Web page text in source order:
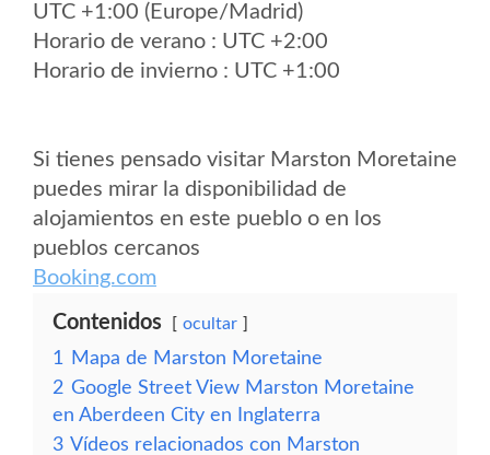
UTC +1:00 (Europe/Madrid)
Horario de verano : UTC +2:00
Horario de invierno : UTC +1:00
Si tienes pensado visitar Marston Moretaine
puedes mirar la disponibilidad de
alojamientos en este pueblo o en los
pueblos cercanos
Booking.com
Contenidos ocultar
1
Mapa de Marston Moretaine
2 Google Street View Marston Moretaine
en Aberdeen City en Inglaterra
3 Vídeos relacionados con Marston